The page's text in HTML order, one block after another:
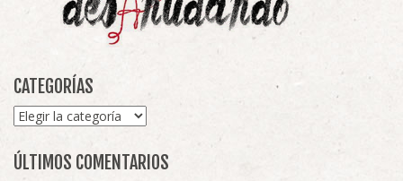
CATEGORÍAS
Categorías
ÚLTIMOS COMENTARIOS